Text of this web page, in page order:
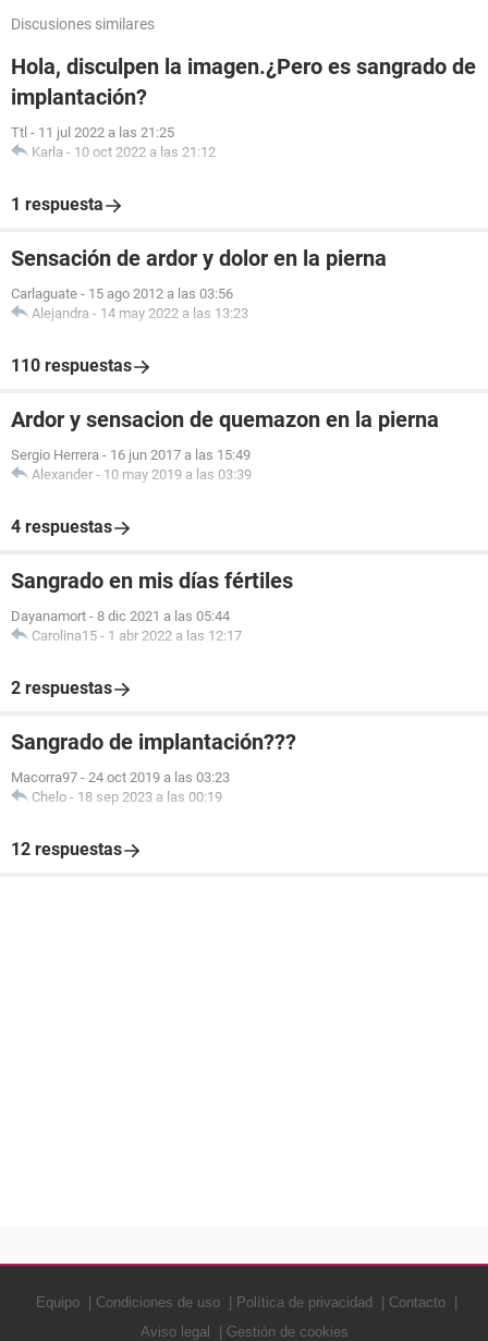
Discusiones similares
Hola, disculpen la imagen.¿Pero es sangrado de
implantación?
Ttl - 11 jul 2022 a las 21:25
Karla - 10 oct 2022 a las 21:12
1 respuesta
Sensación de ardor y dolor en la pierna
Carlaguate - 15 ago 2012 a las 03:56
Alejandra - 14 may 2022 a las 13:23
110 respuestas
Ardor y sensacion de quemazon en la pierna
Sergio Herrera - 16 jun 2017 a las 15:49
Alexander - 10 may 2019 a las 03:39
4 respuestas
Sangrado en mis días fértiles
Dayanamort - 8 dic 2021 a las 05:44
Carolina15 - 1 abr 2022 a las 12:17
2 respuestas
Sangrado de implantación???
Macorra97 - 24 oct 2019 a las 03:23
Chelo - 18 sep 2023 a las 00:19
12 respuestas
Equipo Condiciones de uso Política de privacidad
Contacto
Aviso legal
Gestión de cookies